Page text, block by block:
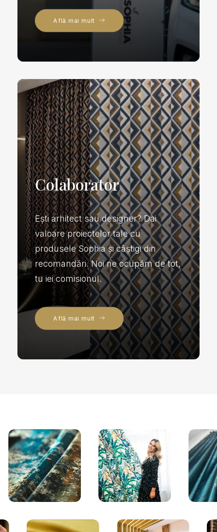
Află mai mult
Colaborator
Ești arhitect sau designer? Dai
valoare proiectelor tale cu
produsele Sophia și câștigi din
recomandări. Noi ne ocupăm de tot,
tu iei comisionul.
Află mai mult